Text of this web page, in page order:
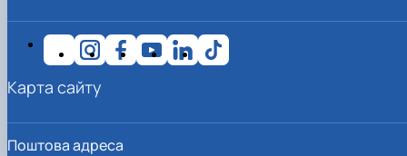
Поштова адреса
Карта сайту